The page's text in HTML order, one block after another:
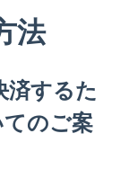
法
済するた
のご案